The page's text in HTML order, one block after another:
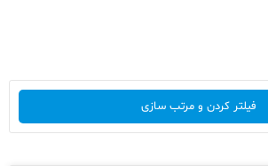
فیلتر کردن و مرتب سازی